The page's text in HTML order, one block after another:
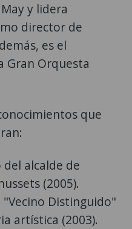
y lidera
director de
es el
Gran Orquesta
que
alcalde de
(2005).
Distinguido"
artística (2003).